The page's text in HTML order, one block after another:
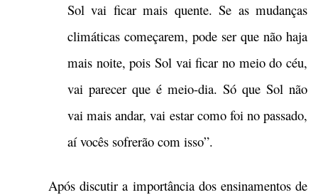
Sol vai ficar mais quente. Se as mudanças
climáticas começarem, pode ser que não haja
mais noite, pois Sol vai ficar no meio do céu,
vai parecer que é meio-dia. Só que Sol não
vai mais andar, vai estar como foi no passado,
aí vocês sofrerão com isso”.
Após discutir a importância dos ensinamentos de